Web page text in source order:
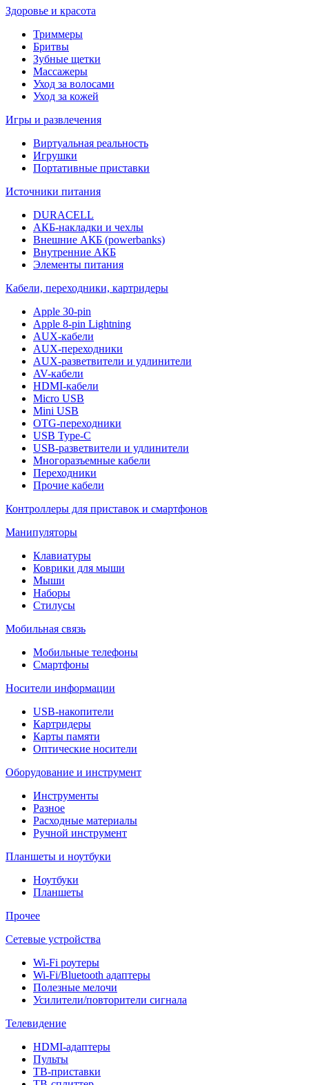
Здоровье и красота
Триммеры
Бритвы
Зубные щетки
Массажеры
Уход за волосами
Уход за кожей
Игры и развлечения
Виртуальная реальность
Игрушки
Портативные приставки
Источники питания
DURACELL
АКБ-накладки и чехлы
Внешние АКБ (powerbanks)
Внутренние АКБ
Элементы питания
Кабели, переходники, картридеры
Apple 30-pin
Apple 8-pin Lightning
AUX-кабели
AUX-переходники
AUX-разветвители и удлинители
AV-кабели
HDMI-кабели
Micro USB
Mini USB
OTG-переходники
USB Type-C
USB-разветвители и удлинители
Многоразъемные кабели
Переходники
Прочие кабели
Контроллеры для приставок и смартфонов
Манипуляторы
Клавиатуры
Коврики для мыши
Мыши
Наборы
Стилусы
Мобильная связь
Мобильные телефоны
Смартфоны
Носители информации
USB-накопители
Картридеры
Карты памяти
Оптические носители
Оборудование и инструмент
Инструменты
Разное
Расходные материалы
Ручной инструмент
Планшеты и ноутбуки
Ноутбуки
Планшеты
Прочее
Сетевые устройства
Wi-Fi роутеры
Wi-Fi/Bluetooth адаптеры
Полезные мелочи
Усилители/повторители сигнала
Телевидение
HDMI-адаптеры
Пульты
ТВ-приставки